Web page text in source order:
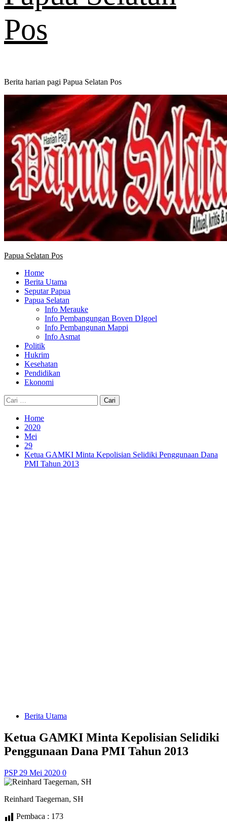
Pos
Berita harian pagi Papua Selatan Pos
Primary
Papua Selatan Pos
Home
Berita Utama
Seputar Papua
Papua Selatan
Info Merauke
Info Pembangungan Boven DIgoel
Info Pembangunan Mappi
Info Asmat
Politik
Hukrim
Kesehatan
Pendidikan
Ekonomi
Cari
untuk:
Home
2020
Mei
29
Ketua GAMKI Minta Kepolisian Selidiki Penggunaan Dana
PMI Tahun 2013
Berita Utama
Ketua GAMKI Minta Kepolisian Selidiki
Penggunaan Dana PMI Tahun 2013
PSP 29 Mei 2020 0
Reinhard Taegernan, SH
Pembaca : 173